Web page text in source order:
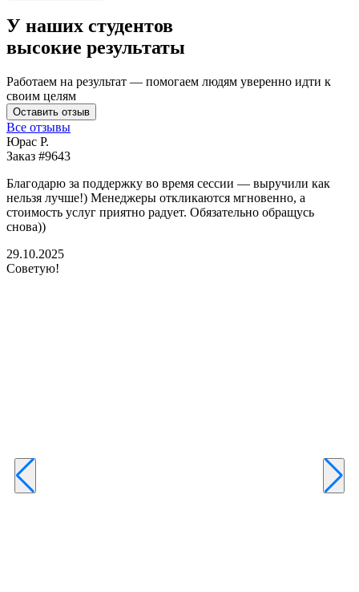
У наших студентов
высокие результаты
Работаем на результат — помогаем людям уверенно идти к
своим целям
Оставить отзыв
Все отзывы
Юрас Р.
Заказ #9643
Благодарю за поддержку во время сессии — выручили как
нельзя лучше!) Менеджеры откликаются мгновенно, а
стоимость услуг приятно радует. Обязательно обращусь
снова))
29.10.2025
Советую!